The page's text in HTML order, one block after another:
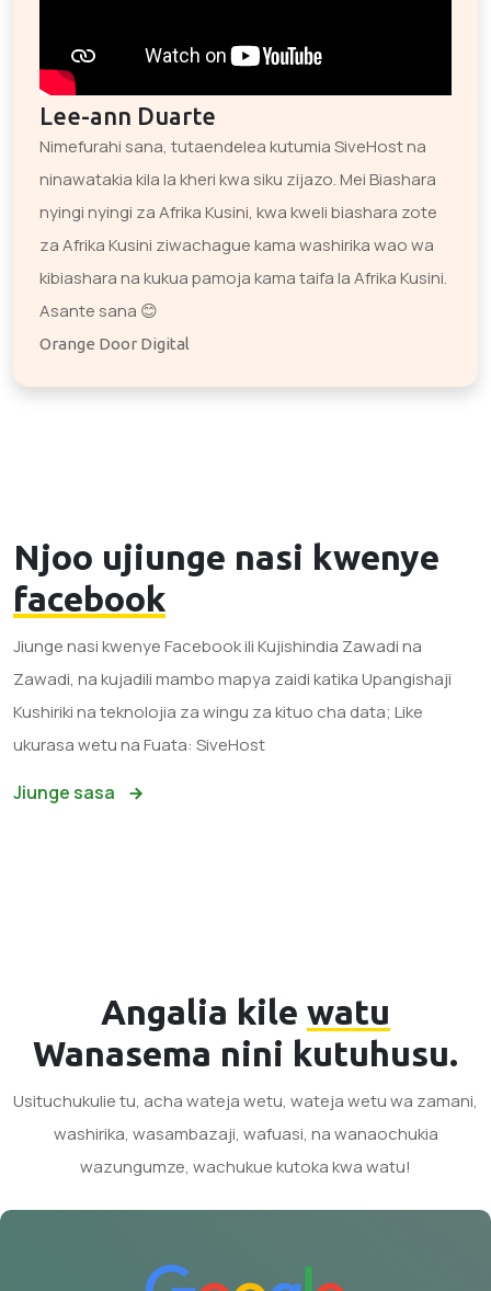
Lee-ann Duarte
Nimefurahi sana, tutaendelea kutumia SiveHost na
ninawatakia kila la kheri kwa siku zijazo. Mei Biashara
nyingi nyingi za Afrika Kusini, kwa kweli biashara zote
za Afrika Kusini ziwachague kama washirika wao wa
kibiashara na kukua pamoja kama taifa la Afrika Kusini.
Asante sana 😊
Orange Door Digital
Njoo ujiunge nasi kwenye
facebook
Jiunge nasi kwenye Facebook ili Kujishindia Zawadi na
Zawadi, na kujadili mambo mapya zaidi katika Upangishaji
Kushiriki na teknolojia za wingu za kituo cha data; Like
ukurasa wetu na Fuata: SiveHost
Jiunge sasa
Angalia kile watu
Wanasema nini kutuhusu.
Usituchukulie tu, acha wateja wetu, wateja wetu wa zamani,
washirika, wasambazaji, wafuasi, na wanaochukia
wazungumze, wachukue kutoka kwa watu!